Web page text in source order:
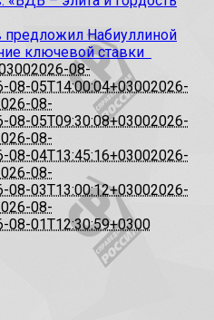
Набиуллиной
ключевой ставки
2026-08-
08-05T14:00:04+03002026-
08-
08-05T09:30:08+03002026-
08-
08-04T13:45:16+03002026-
08-
08-03T13:00:12+03002026-
08-
08-01T12:30:59+0300